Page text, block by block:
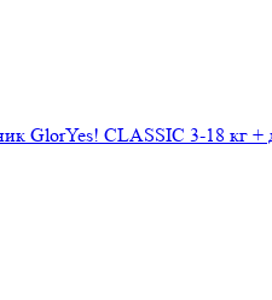
GlorYes! CLASSIC 3-18 кг +